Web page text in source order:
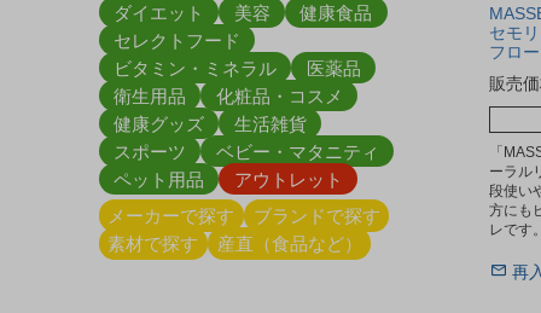
ダイエット 美容
健康食品
セレクトフード
ビタミン・ミネラル
医薬品
衛生用品
化粧品・コスメ
健康グッズ
生活雑貨
スポーツ
ベビー・マタニティ
ペット用品
アウトレット
メーカーで探す
ブランドで探す
素材で探す
産直（食品など）
セモ
フロ
販売
「
ーラル
段使い
方にも
レです
再